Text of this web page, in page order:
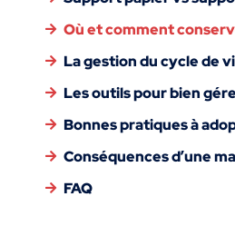
Où et comment
La gestion du cycle de
Les outils pour bien
Bonnes pratiques à
Conséquences d’une
FAQ